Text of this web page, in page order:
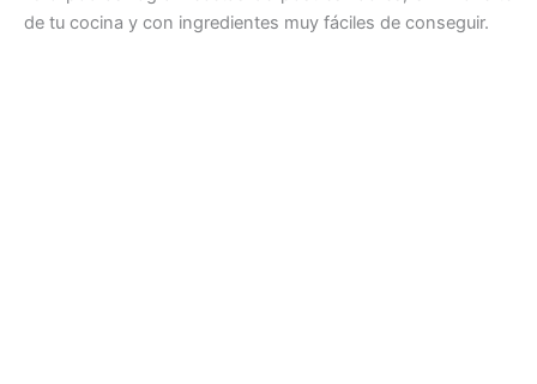
de tu cocina y con ingredientes muy fáciles de conseguir.